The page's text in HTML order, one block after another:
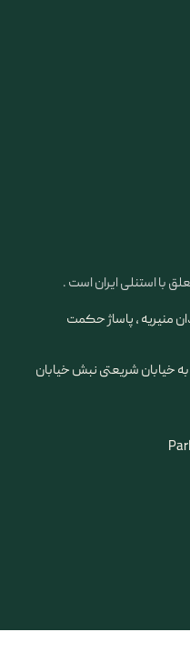
با استنلی ایران است .
منیریه ، پاساژ حکمت
به خیابان شریعتی نبش خیابان